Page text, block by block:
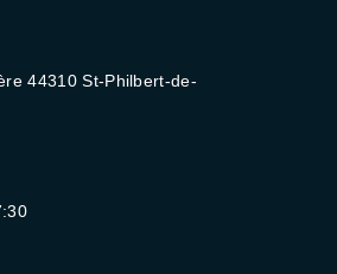
44310 St-Philbert-de-